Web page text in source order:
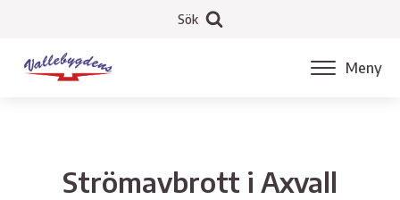
Sök
Meny
Strömavbrott i Axvall